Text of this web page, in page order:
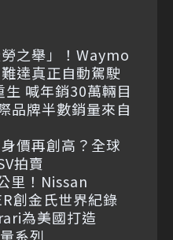
之舉」！Waymo
達真正自動駕駛
喊年銷30萬輛目
品牌半數銷量來自
價再創高？全球
拍賣
里！Nissan
創金氏世界紀錄
為美國打造
系列